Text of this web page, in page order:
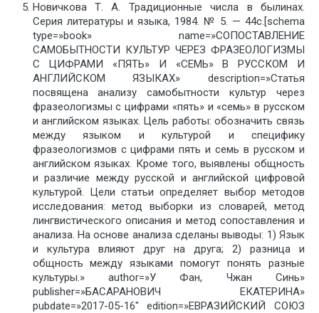
Новичкова Т. А. Традиционные числа в былинах.
Серия литературы и языка, 1984. № 5. — 44с.[schema
type=»book» name=»СОПОСТАВЛЕНИЕ
САМОБЫТНОСТИ КУЛЬТУР ЧЕРЕЗ ФРАЗЕОЛОГИЗМЫ
С ЦИФРАМИ «ПЯТЬ» И «СЕМЬ» В РУССКОМ И
АНГЛИЙСКОМ ЯЗЫКАХ» description=»Статья
посвящена анализу самобытности культур через
фразеологизмы с цифрами «пять» и «семь» в русском
и английском языках. Цель работы: обозначить связь
между языком и культурой и специфику
фразеологизмов с цифрами пять и семь в русском и
английском языках. Кроме того, выявлены общность
и различие между русской и английской цифровой
культурой. Цели статьи определяет выбор методов
исследования: метод выборки из словарей, метод
лингвистического описания и метод сопоставления и
анализа. На основе анализа сделаны выводы: 1) Язык
и культура влияют друг на друга; 2) разница и
общность между языками помогут понять разные
культуры.» author=»У Фан, Чжан Синь»
publisher=»БАСАРАНОВИЧ ЕКАТЕРИНА»
pubdate=»2017-05-16″ edition=»ЕВРАЗИЙСКИЙ СОЮЗ